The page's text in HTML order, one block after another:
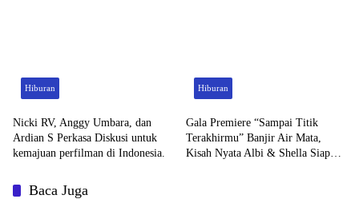
Hiburan
Nicki RV, Anggy Umbara, dan
Ardian S Perkasa Diskusi untuk
kemajuan perfilman di Indonesia.
Hiburan
Gala Premiere “Sampai Titik
Terakhirmu” Banjir Air Mata,
Kisah Nyata Albi & Shella Siap
Baca Juga